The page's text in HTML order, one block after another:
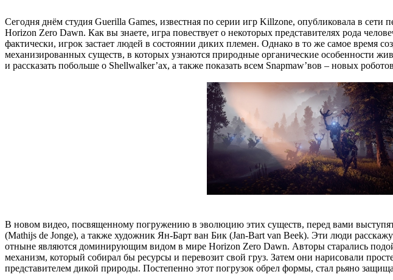
Сегодня днём студия Guerilla Games, известная по серии игр Killzone, опубликовала в
Horizon Zero Dawn. Как вы знаете, игра повествует о некоторых представителях рода
фактически, игрок застает людей в состоянии диких племен. Однако в то же самое
механизированных существ, в которых узнаются природные органические особенности
и рассказать побольше о Shellwalker’ах, а также показать всем Snapmaw’вов – новых
В новом видео, посвященному погружению в эволюцию этих существ, перед вами
(Mathijs de Jonge), а также художник Ян-Барт ван Бик (Jan-Bart van Beek). Эти люди
отныне являются доминирующим видом в мире Horizon Zero Dawn. Авторы старались
механизм, который собирал бы ресурсы и перевозит свой груз. Затем они нарисовали
представителем дикой природы. Постепенно этот погрузок обрел формы, стал рьяно